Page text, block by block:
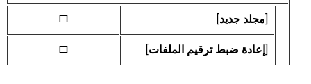
[مجلد جديد]
U
[إعادة ضبط ترقيم الملفات]
U